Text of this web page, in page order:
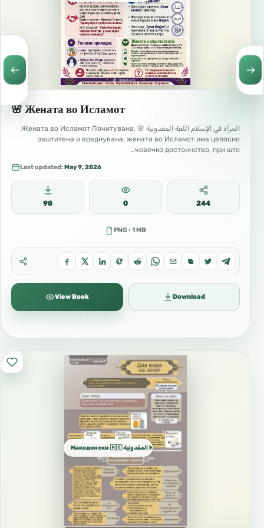
غير تكييف ولا تمثيل
.
Трите степени на верата
مراتب الدين الثلاثة
Предавање на Севишниот Аллах преку
тевхид, покорување Нему преку послушност
и одрекување од ширкот и од неговите
следбеници.
هو الاستسلام لله (عز وجل) بالتوحيد والانقياد له
Иман
Тоа е изговор со јазикот, убедување со
и делување со органите и деловите на
телото; се зголемува и се намалува.
هو قول باللسان واعتقاد بالقلب وعمل بالجوارح
🌸 Жената во Исламот
المرأة في الإسلام اللغة المقدونية 🌸 Жената во Исламот Почитувана,
заштитена и вреднувана, жената во Исламот има целосно
човечко достоинство, при што…
Last updated:May 9, 2026
98 0 244
PNG · 1 MB
View Book Download
Македонски 🇲🇰 المقدونية Macedonia